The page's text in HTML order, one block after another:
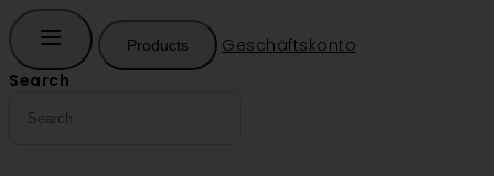
Products
Geschäftskonto
Search